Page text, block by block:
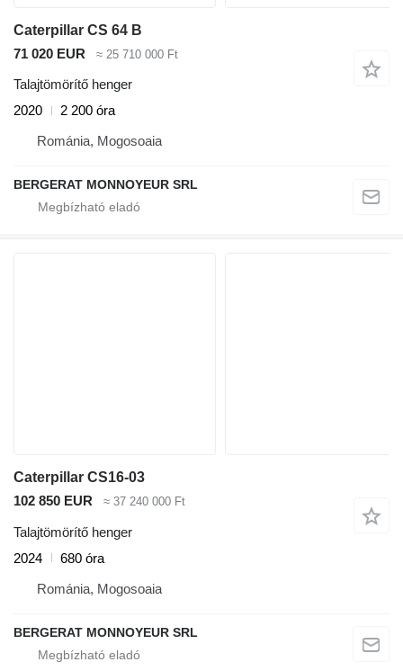
Caterpillar CS 64 B
71 020 EUR
≈ 25 710 000 Ft
Talajtömörítő henger
2020
2 200 óra
Románia, Mogosoaia
BERGERAT MONNOYEUR SRL
Caterpillar CS16-03
102 850 EUR
≈ 37 240 000 Ft
Talajtömörítő henger
2024
680 óra
Románia, Mogosoaia
BERGERAT MONNOYEUR SRL